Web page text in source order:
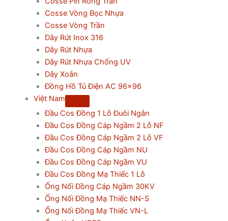
Cosse Vòng Bọc Nhựa
Cosse Vòng Trần
Dây Rút Inox 316
Dây Rút Nhựa
Dây Rút Nhựa Chống UV
Dây Xoắn
Đồng Hồ Tủ Điện AC 96×96
Việt Nam
Đầu Cos Đồng 1 Lỗ Đuôi Ngắn
Đầu Cos Đồng Cáp Ngầm 2 Lỗ NF
Đầu Cos Đồng Cáp Ngầm 2 Lỗ VF
Đầu Cos Đồng Cáp Ngầm NU
Đầu Cos Đồng Cáp Ngầm VU
Đầu Cos Đồng Mạ Thiếc 1 Lỗ
Ống Nối Đồng Cáp Ngầm 30KV
Ống Nối Đồng Mạ Thiếc NN-S
Ống Nối Đồng Mạ Thiếc VN-L